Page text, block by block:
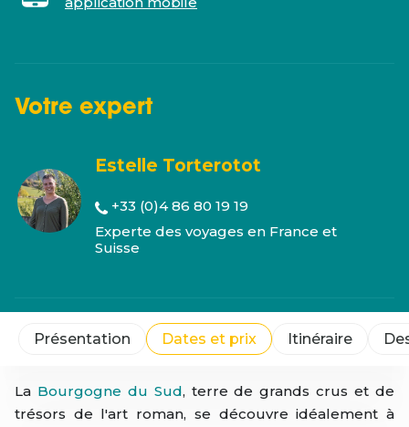
Votre expert
Estelle Torterotot
+33 (0)4 86 80 19 19
Experte des voyages en France et
Suisse
Présentation Dates et prix Itinéraire
La Bourgogne du Sud, terre de grands crus et de
trésors de l'art roman, se découvre idéalement à